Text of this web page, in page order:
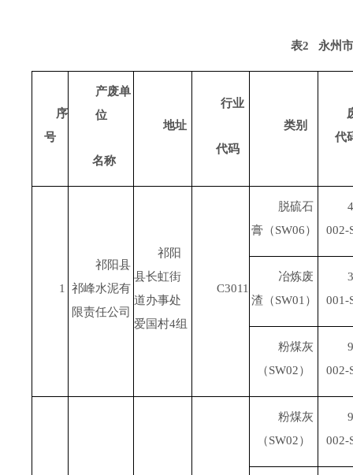
表2 永州市
序
号
产废单
位
名称
地址
行业
代码
类别
代
1
祁阳县
祁峰水泥有
限责任公司
祁阳
县长虹街
道办事处
爱国村4组
C3011
脱硫石
膏（SW06）
002-
冶炼废
渣（SW01 ）
001-
粉煤灰
（SW02）
002-
粉煤灰
（SW02）
002-